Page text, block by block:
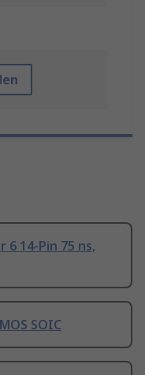
14-Pin 75 ns,
SOIC